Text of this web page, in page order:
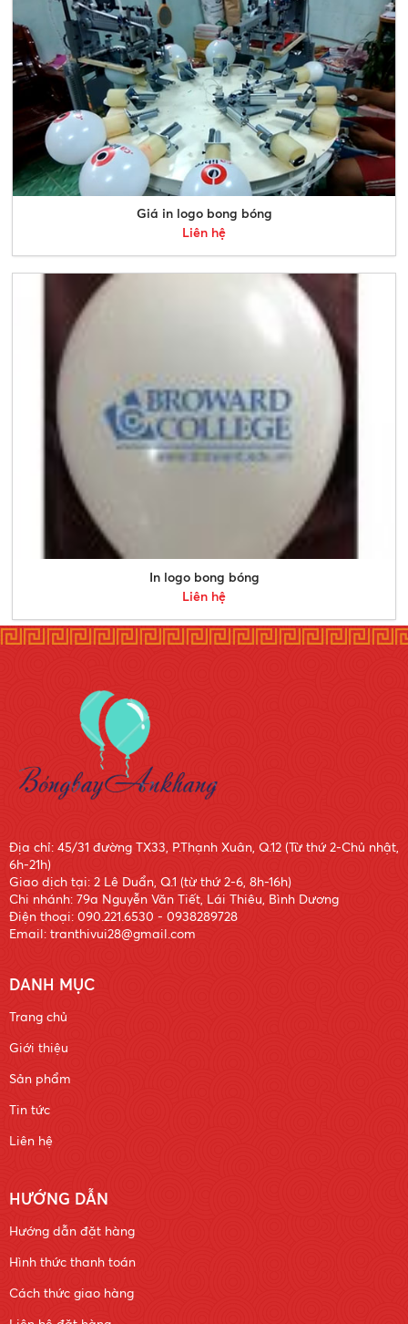
Giá in logo bong bóng
Liên hệ
In logo bong bóng
Liên hệ
Địa chỉ: 45/31 đường TX33, P.Thạnh Xuân, Q.12 (Từ thứ 2-Chủ nhật,
6h-21h)
Giao dịch tại: 2 Lê Duẩn, Q.1 (từ thứ 2-6, 8h-16h)
Chi nhánh: 79a Nguyễn Văn Tiết, Lái Thiêu, Bình Dương
Điện thoại: 090.221.6530 - 0938289728
Email: tranthivui28@gmail.com
DANH MỤC
Trang chủ
Giới thiệu
Sản phẩm
Tin tức
Liên hệ
HƯỚNG DẪN
Hướng dẫn đặt hàng
Hình thức thanh toán
Cách thức giao hàng